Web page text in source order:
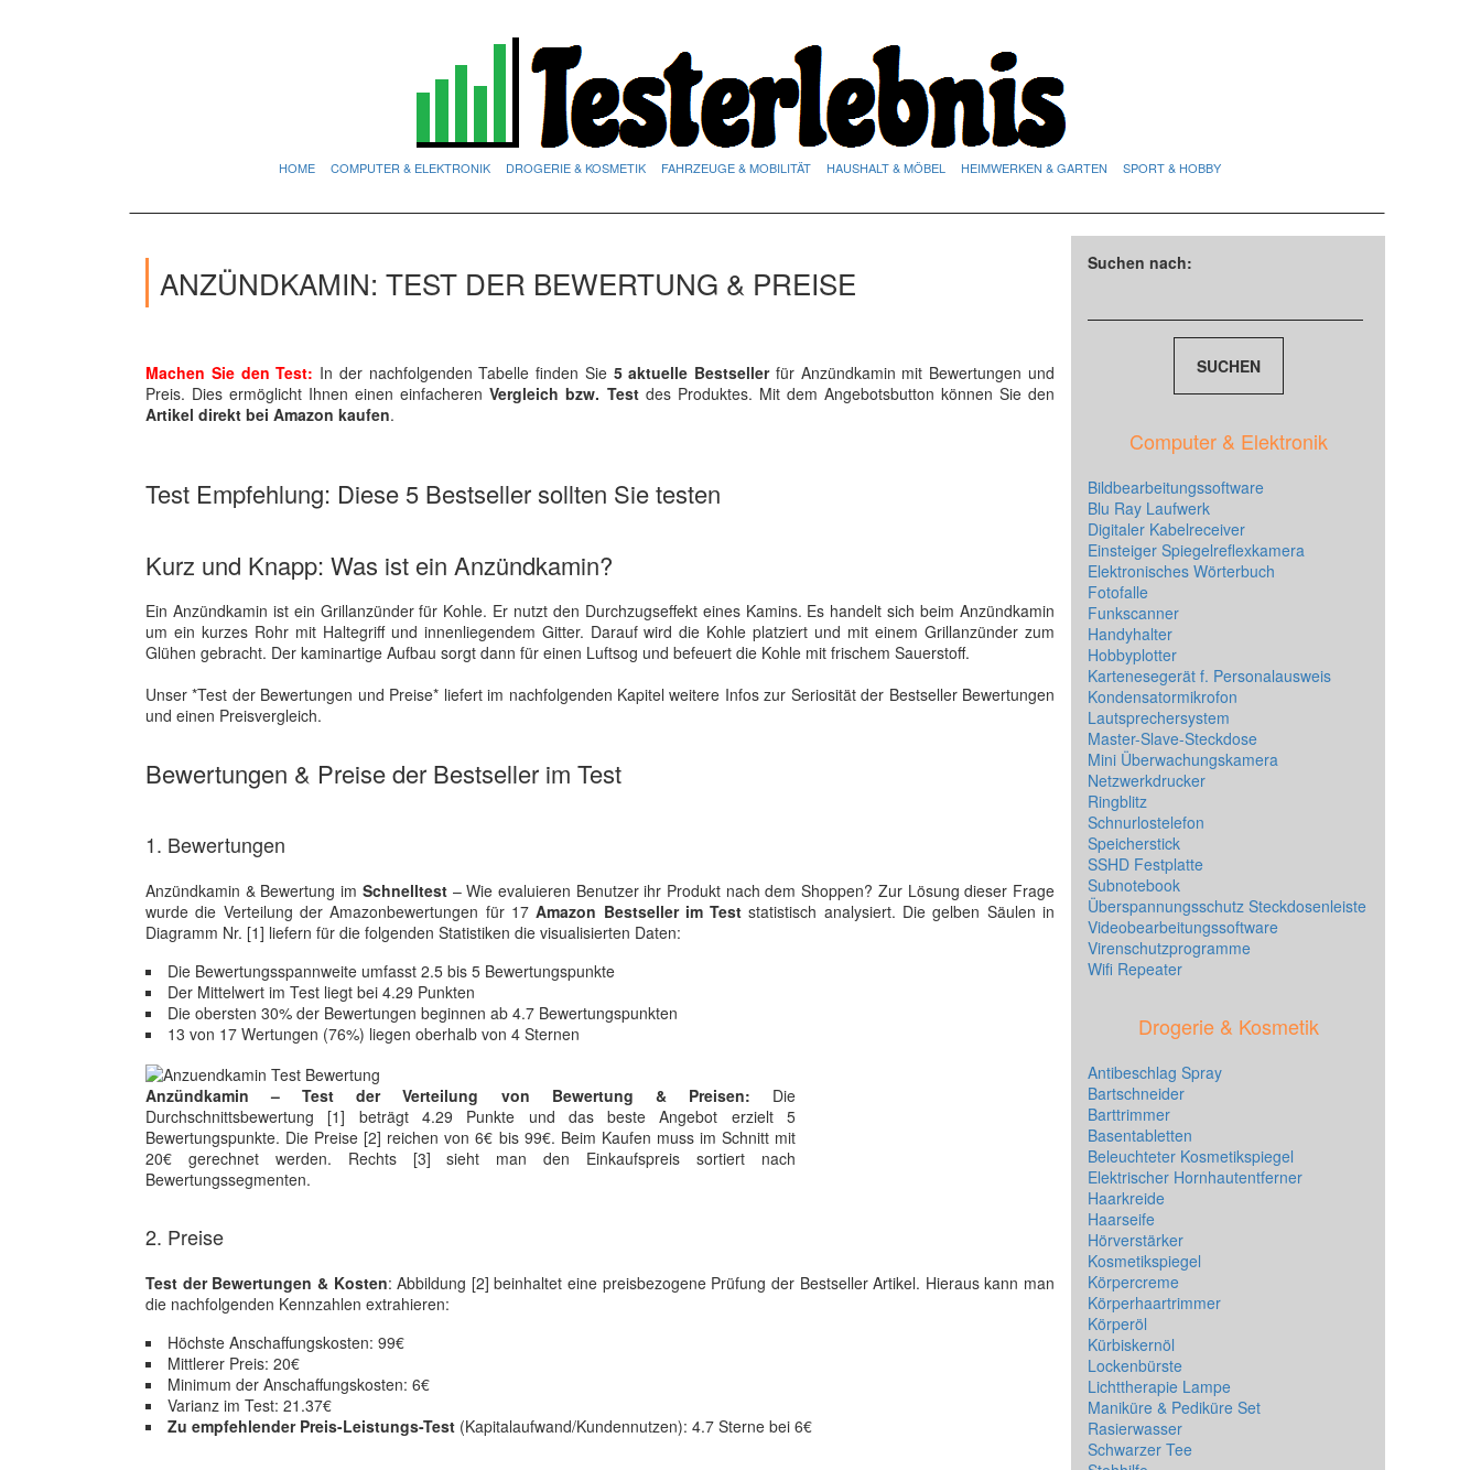
HOME COMPUTER & ELEKTRONIK DROGERIE & KOSMETIK FAHRZEUGE & MOBILITÄT HAUSHALT & MÖBEL HEIMWERKEN & GARTEN SPORT & HOBBY
ANZÜNDKAMIN: TEST DER BEWERTUNG & PREISE
Machen Sie den Test: In der nachfolgenden Tabelle finden Sie5 aktuelle Bestsellerfür Anzündkamin mit Bewertungen und
Preis. Dies ermöglicht Ihnen einen einfacherenVergleich bzw. Testdes Produktes. Mit dem Angebotsbutton können Sie den
Artikel direkt bei Amazon kaufen.
Test Empfehlung: Diese 5 Bestseller sollten Sie testen
Kurz und Knapp: Was ist ein Anzündkamin?
Ein Anzündkamin ist ein Grillanzünder für Kohle. Er nutzt den Durchzugseffekt eines Kamins. Es handelt sich beim Anzündkamin
um ein kurzes Rohr mit Haltegriff und innenliegendem Gitter. Darauf wird die Kohle platziert und mit einem Grillanzünder zum
Glühen gebracht. Der kaminartige Aufbau sorgt dann für einen Luftsog und befeuert die Kohle mit frischem Sauerstoff.
Unser *Test der Bewertungen und Preise* liefert im nachfolgenden Kapitel weitere Infos zur Seriosität der Bestseller Bewertungen
und einen Preisvergleich.
Bewertungen & Preise der Bestseller im Test
1. Bewertungen
Anzündkamin & Bewertung im Schnelltest– Wie evaluieren Benutzer ihr Produkt nach dem Shoppen? Zur Lösung dieser Frage
wurde die Verteilung der Amazonbewertungen für 17Amazon Bestseller im Test statistisch analysiert. Die gelben Säulen in
Diagramm Nr. [1] liefern für die folgenden Statistiken die visualisierten Daten:
Die Bewertungsspannweite umfasst 2.5 bis 5 Bewertungspunkte
Der Mittelwert im Test liegt bei 4.29 Punkten
Die obersten 30% der Bewertungen beginnen ab 4.7 Bewertungspunkten
13 von 17 Wertungen (76%) liegen oberhalb von 4 Sternen
Anzündkamin – Test der Verteilung von Bewertung & Preisen: Die
Durchschnittsbewertung [1] beträgt 4.29 Punkte und das beste Angebot erzielt 5
Bewertungspunkte. Die Preise [2] reichen von 6€ bis 99€. Beim Kaufen muss im Schnitt mit
20€ gerechnet werden. Rechts [3] sieht man den Einkaufspreis sortiert nach
Bewertungssegmenten.
2. Preise
Test der Bewertungen & Kosten: Abbildung [2] beinhaltet eine preisbezogene Prüfung der Bestseller Artikel. Hieraus kann man
die nachfolgenden Kennzahlen extrahieren:
Höchste Anschaffungskosten: 99€
Mittlerer Preis: 20€
Minimum der Anschaffungskosten: 6€
Varianz im Test: 21.37€
Zu empfehlender Preis-Leistungs-Test (Kapitalaufwand/Kundennutzen): 4.7 Sterne bei 6€
Suchen nach:
Computer & Elektronik
Bildbearbeitungssoftware
Blu Ray Laufwerk
Digitaler Kabelreceiver
Einsteiger Spiegelreflexkamera
Elektronisches Wörterbuch
Fotofalle
Funkscanner
Handyhalter
Hobbyplotter
Kartenesegerät f. Personalausweis
Kondensatormikrofon
Lautsprechersystem
Master-Slave-Steckdose
Mini Überwachungskamera
Netzwerkdrucker
Ringblitz
Schnurlostelefon
Speicherstick
SSHD Festplatte
Subnotebook
Überspannungsschutz Steckdosenleiste
Videobearbeitungssoftware
Virenschutzprogramme
Wifi Repeater
Drogerie & Kosmetik
Antibeschlag Spray
Bartschneider
Barttrimmer
Basentabletten
Beleuchteter Kosmetikspiegel
Elektrischer Hornhautentferner
Haarkreide
Haarseife
Hörverstärker
Kosmetikspiegel
Körpercreme
Körperhaartrimmer
Körperöl
Kürbiskernöl
Lockenbürste
Lichttherapie Lampe
Maniküre & Pediküre Set
Rasierwasser
Schwarzer Tee